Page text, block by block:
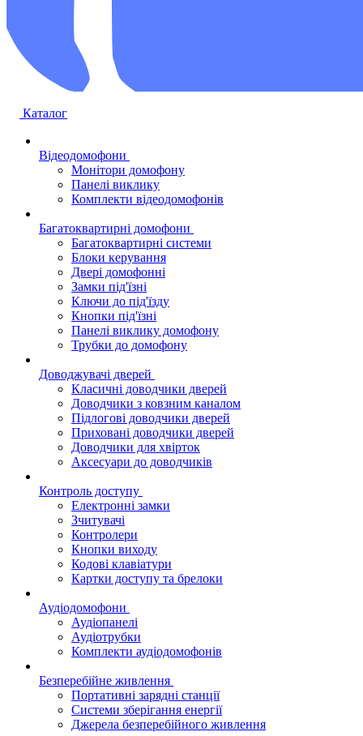
Каталог
Відеодомофони
Монітори домофону
Панелі виклику
Комплекти відеодомофонів
Багатоквартирні домофони
Багатоквартирні системи
Блоки керування
Двері домофонні
Замки під'їзні
Ключи до під'їзду
Кнопки під'їзні
Панелі виклику домофону
Трубки до домофону
Доводжувачі дверей
Класичні доводчики дверей
Доводчики з ковзним каналом
Підлогові доводчики дверей
Приховані доводчики дверей
Доводчики для хвірток
Аксесуари до доводчиків
Контроль доступу
Електронні замки
Зчитувачі
Контролери
Кнопки виходу
Кодові клавіатури
Картки доступу та брелоки
Аудіодомофони
Аудіопанелі
Аудіотрубки
Комплекти аудіодомофонів
Безперебійне живлення
Портативні зарядні станції
Системи зберігання енергії
Джерела безперебійного живлення